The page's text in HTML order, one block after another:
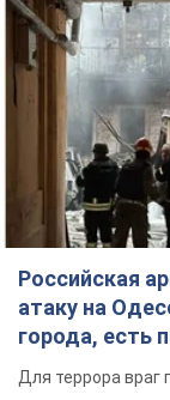
Российская
атаку на
города, есть
Для террора враг